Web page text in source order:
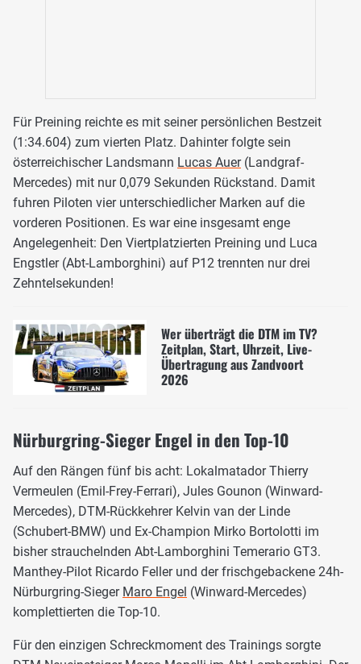
Für Preining reichte es mit seiner persönlichen Bestzeit
(1:34.604) zum vierten Platz. Dahinter folgte sein
österreichischer Landsmann Lucas Auer(Landgraf-
Mercedes) mit nur 0,079 Sekunden Rückstand. Damit
fuhren Piloten vier unterschiedlicher Marken auf die
vorderen Positionen. Es war eine insgesamt enge
Angelegenheit: Den Viertplatzierten Preining und Luca
Engstler (Abt-Lamborghini) auf P12 trennten nur drei
Zehntelsekunden!
Wer überträgt die DTM im TV?
Zeitplan, Start, Uhrzeit, Live-
Übertragung aus Zandvoort
2026
Nürburgring-Sieger Engel in den Top-10
Auf den Rängen fünf bis acht: Lokalmatador Thierry
Vermeulen (Emil-Frey-Ferrari), Jules Gounon (Winward-
Mercedes), DTM-Rückkehrer Kelvin van der Linde
(Schubert-BMW) und Ex-Champion Mirko Bortolotti im
bisher strauchelnden Abt-Lamborghini Temerario GT3.
Manthey-Pilot Ricardo Feller und der frischgebackene 24h-
Nürburgring-Sieger Maro Engel (Winward-Mercedes)
komplettierten die Top-10.
Für den einzigen Schreckmoment des Trainings sorgte